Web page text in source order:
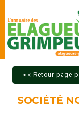
SOCIÉTÉ